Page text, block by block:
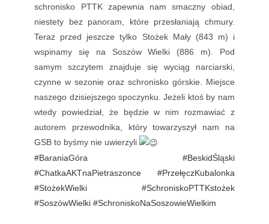
schronisko PTTK zapewnia nam smaczny obiad,
niestety bez panoram, które przesłaniają chmury.
Teraz przed jeszcze tylko Stożek Mały (843 m) i
wspinamy się na Soszów Wielki (886 m). Pod
samym szczytem znajduje się wyciąg narciarski,
czynne w sezonie oraz schronisko górskie. Miejsce
naszego dzisiejszego spoczynku. Jeżeli ktoś by nam
wtedy powiedział, że będzie w nim rozmawiać z
autorem przewodnika, który towarzyszył nam na
GSB to byśmy nie uwierzyli
#BaraniaGóra
#BeskidŚląski
#ChatkaAKTnaPietraszonce
#PrzełęczKubalonka
#StożekWielki
#SchroniskoPTTKstożek
#SoszówWielki #SchroniskoNaSoszowieWielkim